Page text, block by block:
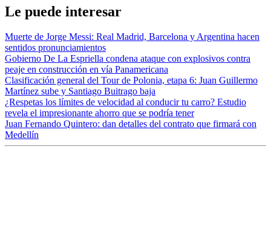
Le puede interesar
Muerte de Jorge Messi: Real Madrid, Barcelona y Argentina hacen
sentidos pronunciamientos
Gobierno De La Espriella condena ataque con explosivos contra
peaje en construcción en vía Panamericana
Clasificación general del Tour de Polonia, etapa 6: Juan Guillermo
Martínez sube y Santiago Buitrago baja
¿Respetas los límites de velocidad al conducir tu carro? Estudio
revela el impresionante ahorro que se podría tener
Juan Fernando Quintero: dan detalles del contrato que firmará con
Medellín